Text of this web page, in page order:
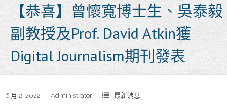
【恭喜】曾懷寬博士生、吳泰毅
副教授及Prof. David Atkin獲
Digital Journalism期刊發表
6 月 2, 2022 Administrator
最新消息